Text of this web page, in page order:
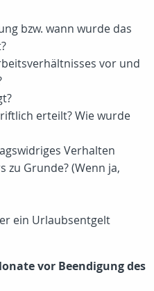
bzw. wann wurde das
vor und
erteilt? Wie wurde
Verhalten
zu Grunde? (Wenn ja,
ein Urlaubsentgelt
vor Beendigung des